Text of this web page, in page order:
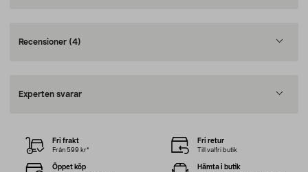
Recensioner (4)
Experten svarar
Fri frakt
Från 599 kr*
Fri retur
Till valfri butik
Öppet köp Hämta i butik